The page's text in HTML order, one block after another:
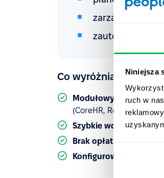
Niniejsza
ruch w
zarządzanie
Co wyróżnia tę
Modułowy model
(CoreHR, Recruit,
Szybkie wdrożenie—
Brak opłat za ogłoszenia
Konfigurowalne